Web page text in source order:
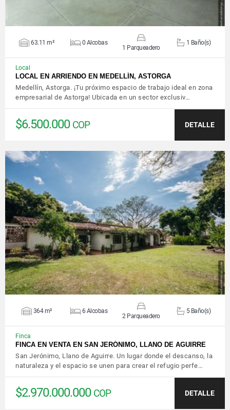
63.11 m² 0 Alcobas
1 Parqueadero
1 Baño(s)
Local
LOCAL EN ARRIENDO EN MEDELLÍN, ASTORGA
Medellín, Astorga. ¡Tu próximo espacio de trabajo ideal en zona
empresarial de Astorga! Ubicada en un sector exclusiv…
$6.500.000 COP DETALLE
VER DETALLES
364 m² 6 Alcobas
2 Parqueadero
5 Baño(s)
Finca
FINCA EN VENTA EN SAN JERÓNIMO, LLANO DE AGUIRRE
San Jerónimo, Llano de Aguirre. Un lugar donde el descanso, la
naturaleza y el espacio se unen para crear el refugio perfe…
$2.970.000.000 COP DETALLE